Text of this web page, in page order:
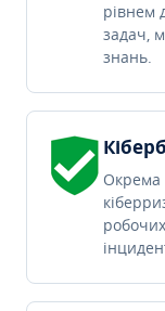
рівнем
задач,
знань.
Окрема